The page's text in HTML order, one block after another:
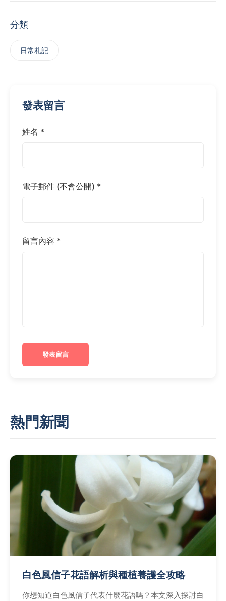
分類
日常札記
發表留言
姓名 *
電子郵件 (不會公開) *
留言內容 *
發表留言
熱門新聞
白色風信子花語解析與種植養護全攻略
你想知道白色風信子代表什麼花語嗎？本文深入探討白